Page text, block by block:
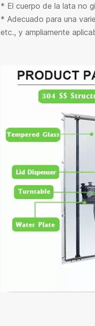
* El cuerpo de la lata no
* Adecuado para una
etc., y ampliamente